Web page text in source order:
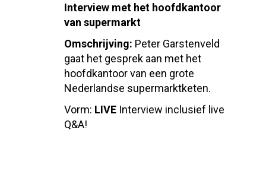
Interview met het hoofdkantoor
van supermarkt
Omschrijving: Peter Garstenveld
gaat het gesprek aan met het
hoofdkantoor van een grote
Nederlandse supermarktketen.
Vorm: LIVE Interview inclusief live
Q&A!